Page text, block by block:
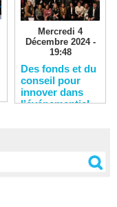
Mercredi 4
Décembre 2024 -
19:48
Des fonds et du
conseil pour
innover dans
l’événementiel